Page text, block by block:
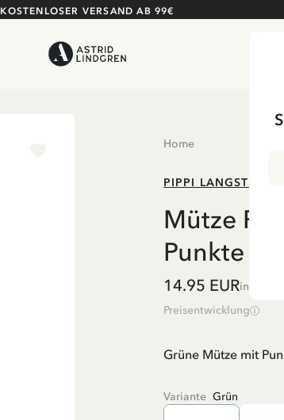
KOSTENLOSER VERSAND AB 99€
Home
PIPPI
Mütze
Punkte
14.95 EURinkl.
Preisentwicklung
Grüne Mütze mit
Variante Grün